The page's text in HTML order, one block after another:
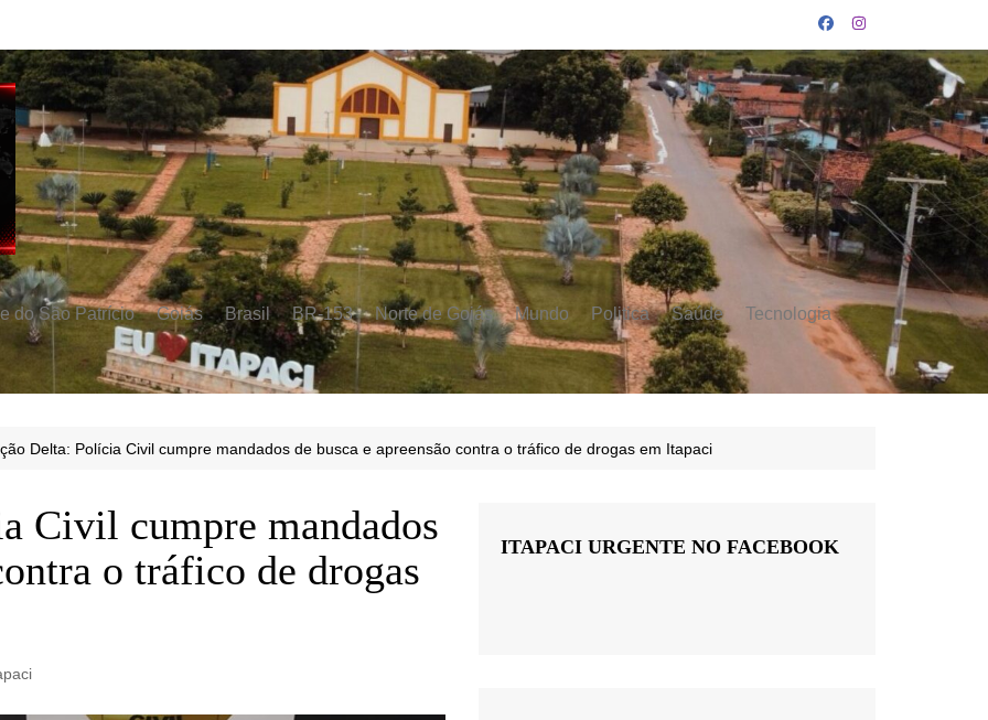
do São Patrício Goiás Brasil BR-153 Norte de Goiás Mundo Politica Saúde Tecnologia
Delta: Polícia Civil cumpre mandados de busca e apreensão contra o tráfico de drogas em Itapaci
Civil cumpre mandados
o tráfico de drogas
ITAPACI URGENTE NO FACEBOOK